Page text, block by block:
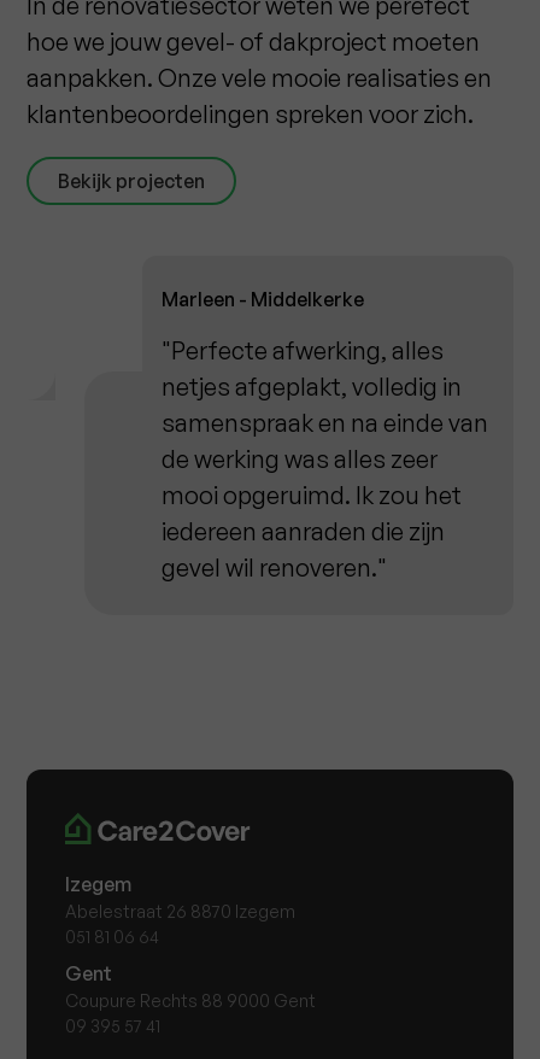
hoe we jouw gevel- of dakproject moeten
aanpakken. Onze vele mooie realisaties en
klantenbeoordelingen spreken voor zich.
Bekijk projecten
Marleen - Middelkerke
"Perfecte afwerking, alles
netjes afgeplakt, volledig in
samenspraak en na einde van
de werking was alles zeer
mooi opgeruimd. Ik zou het
iedereen aanraden die zijn
gevel wil renoveren."
Izegem
Abelestraat 26 8870 Izegem
051 81 06 64
Gent
Coupure Rechts 88 9000 Gent
09 395 57 41